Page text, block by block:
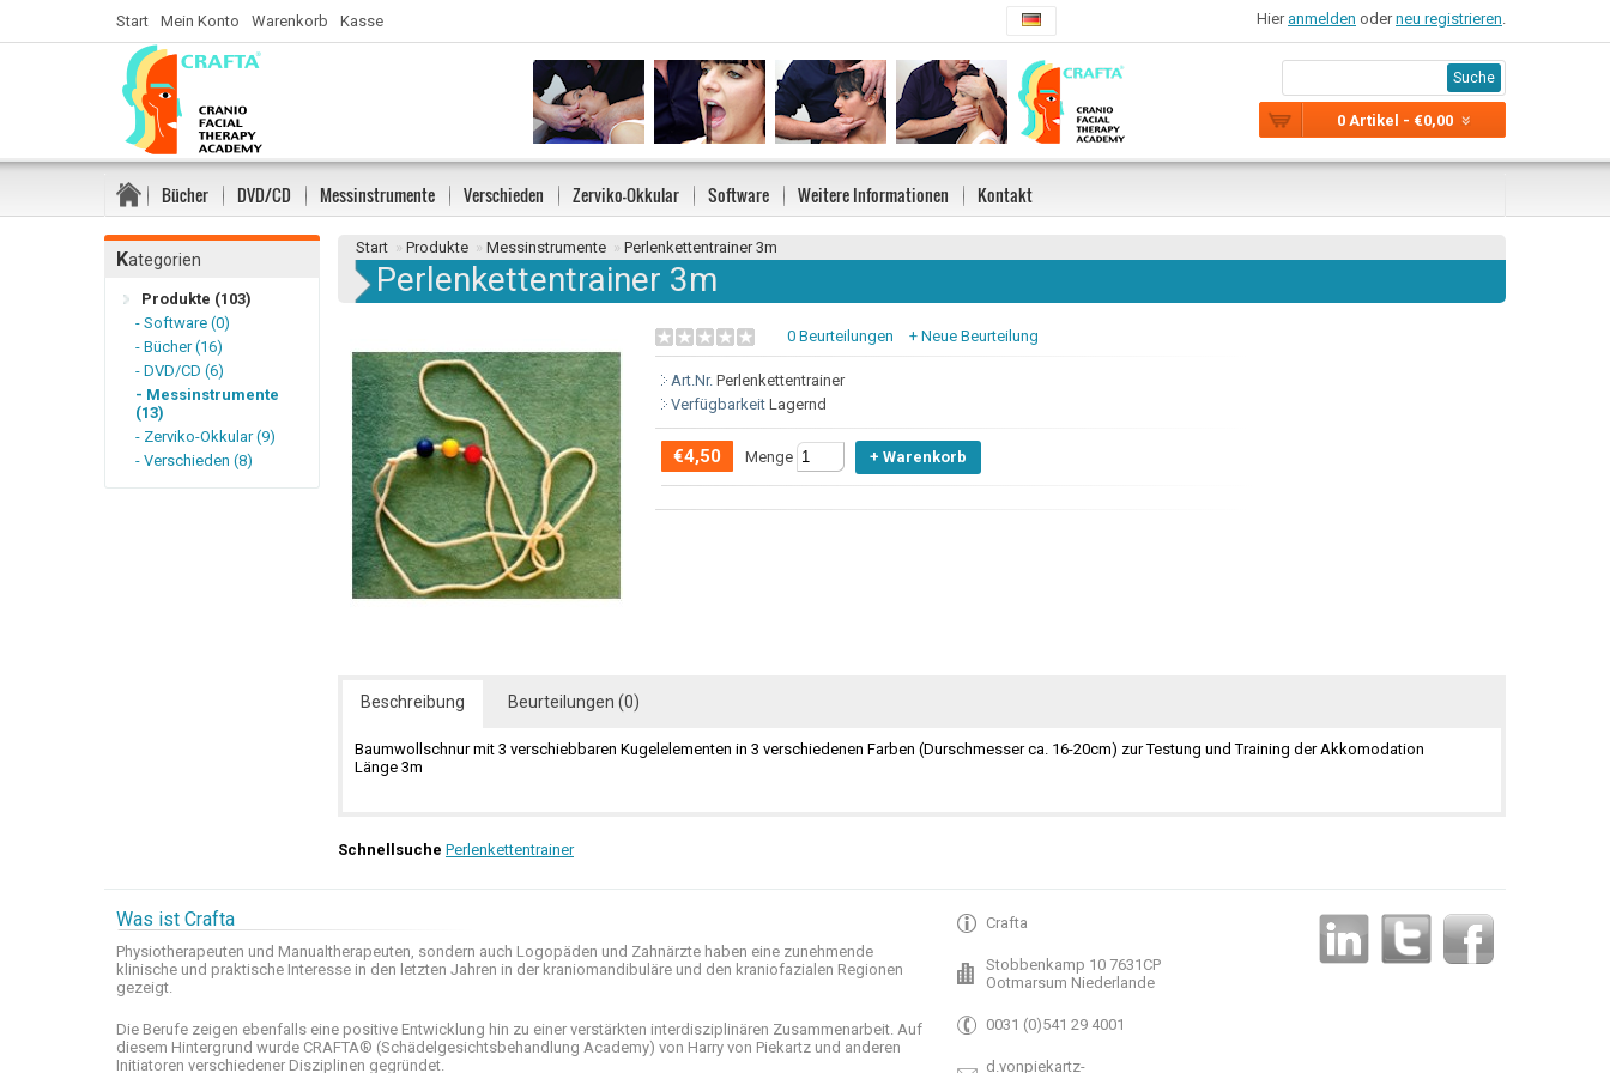
0 Artikel - €0,00
Suche
Start Mein Konto Warenkorb Kasse Hier anmelden oderneu registrieren.
Bücher DVD/CD Messinstrumente Verschieden Zerviko-Okkular Software Weitere Informationen Kontakt
Kategorien
Produkte (103)
- Software (0)
- Bücher (16)
- DVD/CD (6)
- Messinstrumente
(13)
- Zerviko-Okkular (9)
- Verschieden (8)
Start » Produkte » Messinstrumente » Perlenkettentrainer 3m
Perlenkettentrainer 3m
0 Beurteilungen + Neue Beurteilung
Art.Nr. Perlenkettentrainer
Verfügbarkeit Lagernd
€4,50 Menge
Beschreibung Beurteilungen (0)
Baumwollschnur mit 3 verschiebbaren Kugelelementen in 3 verschiedenen Farben (Durschmesser ca. 16-20cm) zur Testung und Training der Akkomodation
Länge 3m
Schnellsuche Perlenkettentrainer
Was ist Crafta
Physiotherapeuten und Manualtherapeuten, sondern auch Logopäden und Zahnärzte haben eine zunehmende
klinische und praktische Interesse in den letzten Jahren in der kraniomandibuläre und den kraniofazialen Regionen
gezeigt.
Die Berufe zeigen ebenfalls eine positive Entwicklung hin zu einer verstärkten interdisziplinären Zusammenarbeit. Auf
diesem Hintergrund wurde CRAFTA® (Schädelgesichtsbehandlung Academy) von Harry von Piekartz und anderen
Initiatoren verschiedener Disziplinen gegründet.
Crafta
Stobbenkamp 10 7631CP
Ootmarsum Niederlande
0031 (0)541 29 4001
d.vonpiekartz-